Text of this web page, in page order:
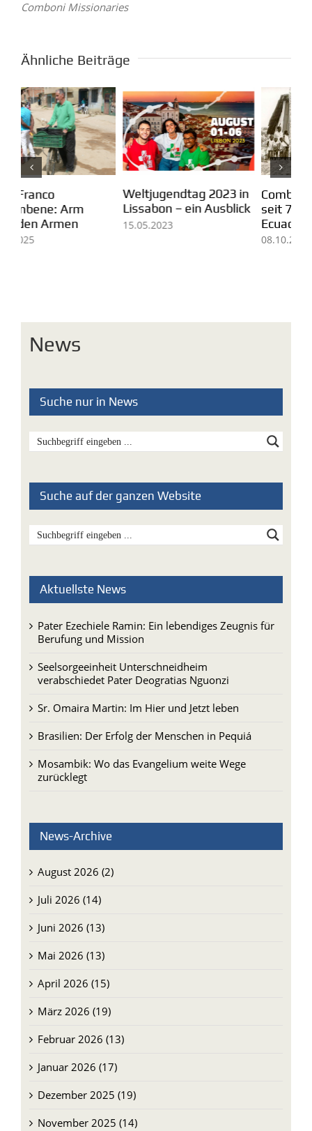
Comboni Missionaries
Ähnliche Beiträge
Weltjugendtag 2023 in
Lissabon – ein Ausblick
15.05.2023
Comboni-Missionare
seit 70 Jahren in
Ecuador
News
Suche nur in News
Suche auf der ganzen Website
Aktuellste News
Pater Ezechiele Ramin: Ein lebendiges Zeugnis für
Berufung und Mission
Seelsorgeeinheit Unterschneidheim
verabschiedet Pater Deogratias Nguonzi
Sr. Omaira Martin: Im Hier und Jetzt leben
Brasilien: Der Erfolg der Menschen in Pequiá
Mosambik: Wo das Evangelium weite Wege
zurücklegt
News-Archive
August 2026 (2)
Juli 2026 (14)
Juni 2026 (13)
Mai 2026 (13)
April 2026 (15)
März 2026 (19)
Februar 2026 (13)
Januar 2026 (17)
Dezember 2025 (19)
November 2025 (14)